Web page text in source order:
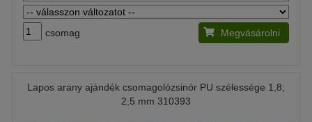
csomag Megvásárolni
Lapos arany ajándék csomagolózsinór PU szélessége 1,8;
2,5 mm 310393